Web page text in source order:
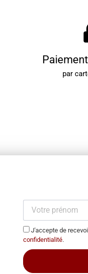
par
J'accepte de
confidentialité.